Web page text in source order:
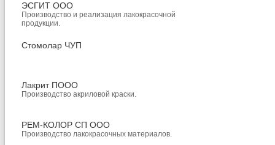
ЭСГИТ ООО
Производство и реализация лакокрасочной
продукции.
Стомолар ЧУП
Лакрит ПООО
Производство акриловой краски.
РЕМ-КОЛОР СП ООО
Производство лакокрасочных материалов.